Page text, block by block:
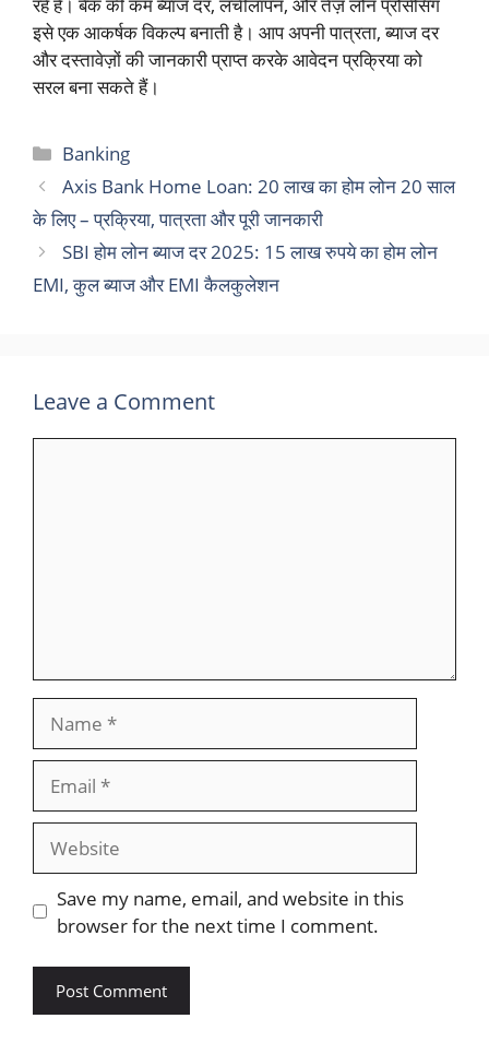
इसे एक आकर्षक विकल्प बनाती है। आप अपनी पात्रता, ब्याज दर
और दस्तावेज़ों की जानकारी प्राप्त करके आवेदन प्रक्रिया को
सरल बना सकते हैं।
Categories
Banking
Axis Bank Home Loan: 20 लाख का होम लोन 20 साल
के लिए – प्रक्रिया, पात्रता और पूरी जानकारी
SBI होम लोन ब्याज दर 2025: 15 लाख रुपये का होम लोन
EMI, कुल ब्याज और EMI कैलकुलेशन
Leave a Comment
Website
Save my name, email, and website in this
browser for the next time I comment.